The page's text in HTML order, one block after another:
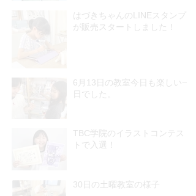
はづきちゃんのLINEスタンプ
が販売スタートしました！
6月13日の教室今日も楽しい一
日でした。
TBC学院のイラストコンテス
トで入選！
30日の土曜教室の様子